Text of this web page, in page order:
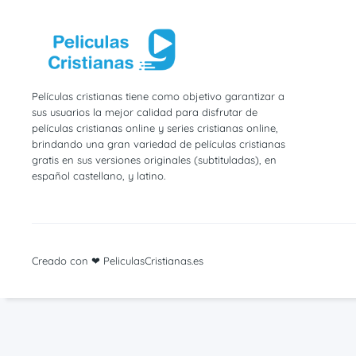
Películas cristianas tiene como objetivo garantizar a
sus usuarios la mejor calidad para disfrutar de
películas cristianas online y series cristianas online,
brindando una gran variedad de películas cristianas
gratis en sus versiones originales (subtituladas), en
español castellano, y latino.
Creado con ❤ PeliculasCristianas.es